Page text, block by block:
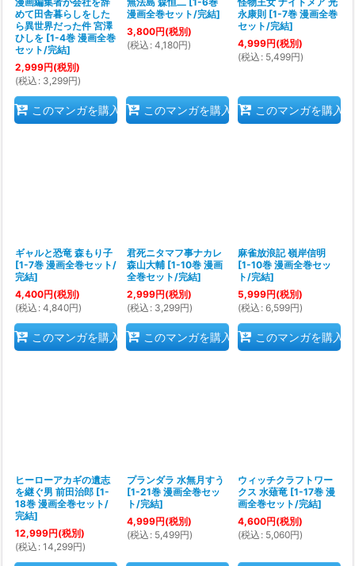
めて田舎暮らしをした
ら異世界だった件 宮澤
ひしを [1-4巻 漫画全巻
セット/完結]
2,999円(税別)
(税込 : 3,299円)
このマンガを購入
漫画全巻セット/完結]
3,800円(税別)
(税込 : 4,180円)
このマンガを購入
永康則 [1-7巻 漫画全巻
セット/完結]
4,999円(税別)
(税込 : 5,499円)
このマンガを購入
ギャルと恐竜 森もり子
[1-7巻 漫画全巻セット/
完結]
4,400円(税別)
(税込 : 4,840円)
このマンガを購入
君死ニタマフ事ナカレ
森山大輔 [1-10巻 漫画
全巻セット/完結]
2,999円(税別)
(税込 : 3,299円)
このマンガを購入
麻雀放浪記 嶺岸信明
[1-10巻 漫画全巻セッ
ト/完結]
5,999円(税別)
(税込 : 6,599円)
このマンガを購入
ヒーローアカギの遺志
を継ぐ男 前田治郎 [1-
18巻 漫画全巻セット/
完結]
12,999円(税別)
(税込 : 14,299円)
プランダラ 水無月すう
[1-21巻 漫画全巻セッ
ト/完結]
4,999円(税別)
(税込 : 5,499円)
ウィッチクラフトワー
クス 水薙竜 [1-17巻 漫
画全巻セット/完結]
4,600円(税別)
(税込 : 5,060円)